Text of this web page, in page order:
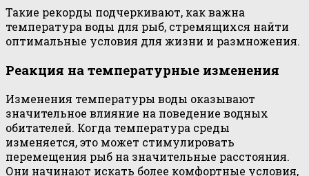
Такие рекорды подчеркивают, как важна
температура воды для рыб, стремящихся найти
оптимальные условия для жизни и размножения.
Реакция на температурные изменения
Изменения температуры воды оказывают
значительное влияние на поведение водных
обитателей. Когда температура среды
изменяется, это может стимулировать
перемещения рыб на значительные расстояния.
Они начинают искать более комфортные условия,